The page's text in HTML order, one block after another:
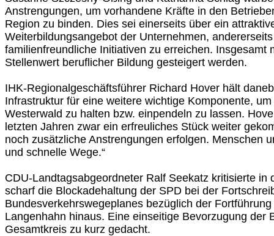
Anstrengungen, um vorhandene Kräfte in den
Region zu binden. Dies sei einerseits über ein
Weiterbildungsangebot der Unternehmen,
familienfreundliche Initiativen zu erreichen. Insgesamt
Stellenwert beruflicher Bildung gesteigert werden.
IHK-Regionalgeschäftsführer Richard Hover hält
Infrastruktur für eine weitere wichtige Komponente,
Westerwald zu halten bzw. einpendeln zu lassen.
letzten Jahren zwar ein erfreuliches Stück weiter
noch zusätzliche Anstrengungen erfolgen. Menschen
und schnelle Wege.“
CDU-Landtagsabgeordneter Ralf Seekatz kritisierte in
scharf die Blockadehaltung der SPD bei der
Bundesverkehrswegeplanes bezüglich der
Langenhahn hinaus. Eine einseitige Bevorzugung der
Gesamtkreis zu kurz gedacht.